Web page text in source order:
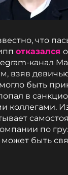
что
отказался
канал
взяв
быть
в
коллегами.
по
быть